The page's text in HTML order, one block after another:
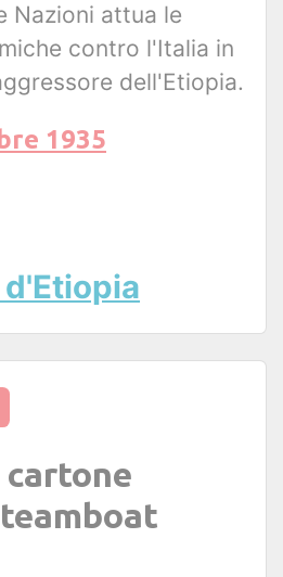
Nazioni attua le
contro l'Italia in
dell'Etiopia.
1935